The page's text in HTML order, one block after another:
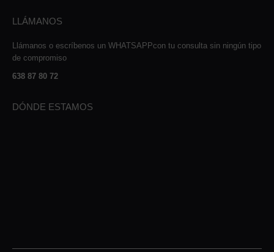
LLÁMANOS
Llámanos o escríbenos un WHATSAPPcon tu consulta sin ningún tipo
de compromiso
638 87 80 72
DÓNDE ESTAMOS